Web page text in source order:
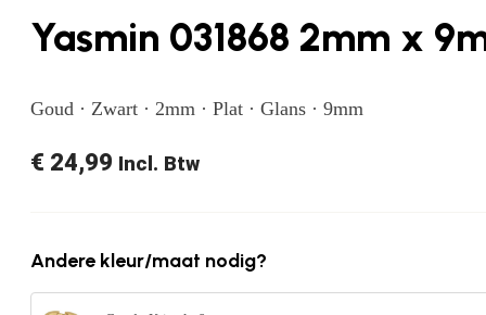
Yasmin 031868 2mm x
Goud · Zwart · 2mm · Plat · Glans · 9mm
€ 24,99 Incl. Btw
Andere kleur/maat nodig?